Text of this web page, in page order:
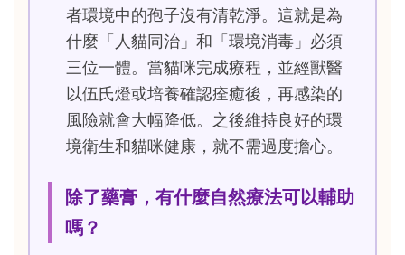
者環境中的孢子沒有清乾淨。這就是為
什麼「人貓同治」和「環境消毒」必須
三位一體。當貓咪完成療程，並經獸醫
以伍氏燈或培養確認痊癒後，再感染的
風險就會大幅降低。之後維持良好的環
境衛生和貓咪健康，就不需過度擔心。
除了藥膏，有什麼自然療法可以輔助
嗎？